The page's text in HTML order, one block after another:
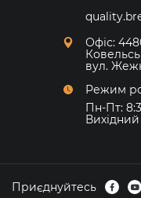
Офіс:
вул.
Режим
Пн-Пт:
Вихідний
Приєднуйтесь